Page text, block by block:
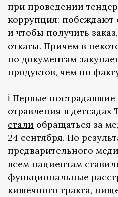
при проведении
коррупция: побеждают
и чтобы получить
откаты. Причем в
по документам
продуктов, чем по
ℹ️ Первые пострадавшие
отравления в
стали обращаться за
24 сентября. По
предварительного
всем пациентам
функциональные
кишечного тракта,